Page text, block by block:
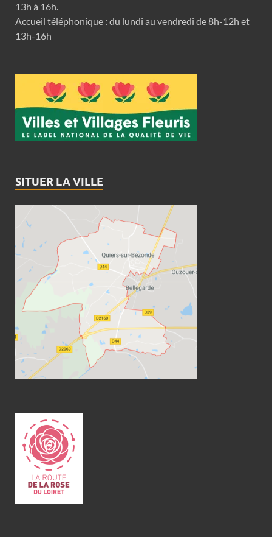
13h à 16h.
Accueil téléphonique : du lundi au vendredi de 8h-12h et
13h-16h
SITUER LA VILLE